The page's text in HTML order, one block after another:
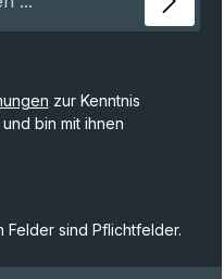
zur Kenntnis
bin mit ihnen
Felder sind Pflichtfelder.